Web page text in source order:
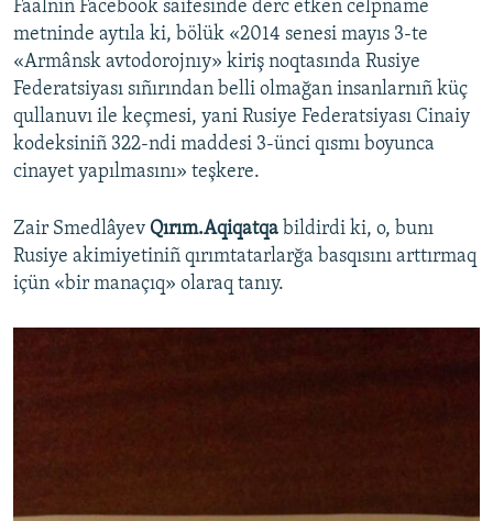
Faalniñ Facebook saifesinde derc etken celpname
metninde aytıla ki, bölük «2014 senesi mayıs 3-te
«Armânsk avtodorojnıy» kiriş noqtasında Rusiye
Federatsiyası sıñırından belli olmağan insanlarnıñ küç
qullanuvı ile keçmesi, yani Rusiye Federatsiyası Cinaiy
kodeksiniñ 322-ndi maddesi 3-ünci qısmı boyunca
cinayet yapılmasını» teşkere.
Zair Smedlâyev Qırım.Aqiqatqa bildirdi ki, o, bunı
Rusiye akimiyetiniñ qırımtatarlarğa basqısını arttırmaq
içün «bir manaçıq» olaraq tanıy.